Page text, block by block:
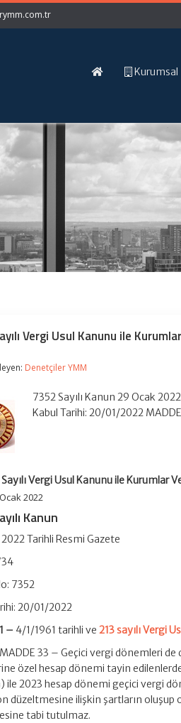
Kurumsal
Vergi Usul Kanunu ile
Denetçiler YMM
7352 Sayılı Kanun 29 Ocak
Kabul Tarihi: 20/01/2022
Vergi Usul Kanunu ile Kurumlar
2022
Kanun
Tarihli Resmi Gazete
7352
20/01/2022
– 4/1/1961 tarihli ve213 sayılı Vergi
MADDE 33 – Geçici vergi dönemleri
özel hesap dönemi tayin
ile 2023 hesap dönemi geçici vergi
düzeltmesine ilişkin şartların oluşup
tabi tutulmaz.